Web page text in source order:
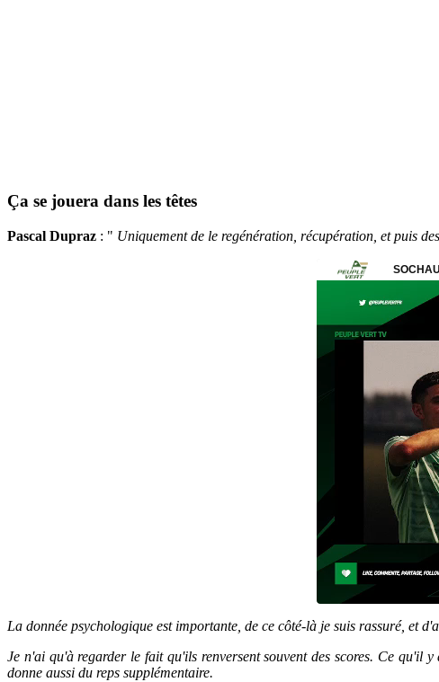
Ça se jouera dans les têtes
Pascal Dupraz : " Uniquement de le regénération, récupération, et puis
La donnée psychologique est importante, de ce côté-là je suis rassuré, et
Je n'ai qu'à regarder le fait qu'ils renversent souvent des scores. Ce qu'il
donne aussi du reps supplémentaire.